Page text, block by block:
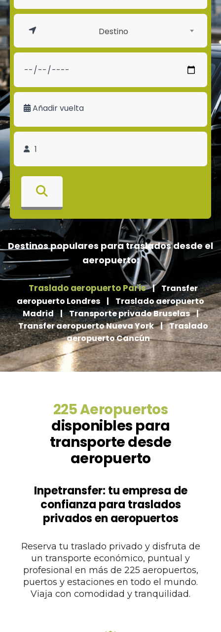
Destino
Añadir vuelta
Destinos populares para traslados desde el
aeropuerto:
Traslado aeropuerto París | Transfer
aeropuerto Londres
|
Traslado aeropuerto
Madrid | Transporte privado Bruselas |
Transfer aeropuerto Nueva York | Traslado
aeropuerto Cancún
225 Aeropuertos
disponibles para
transporte desde
aeropuerto
Inpetransfer: tu empresa de
confianza para traslados
privados en aeropuertos
Reserva tu traslado privado y disfruta de
un transporte económico, puntual y
profesional en más de 225 aeropuertos,
puertos y estaciones en todo el mundo.
Viaja con comodidad y tranquilidad.